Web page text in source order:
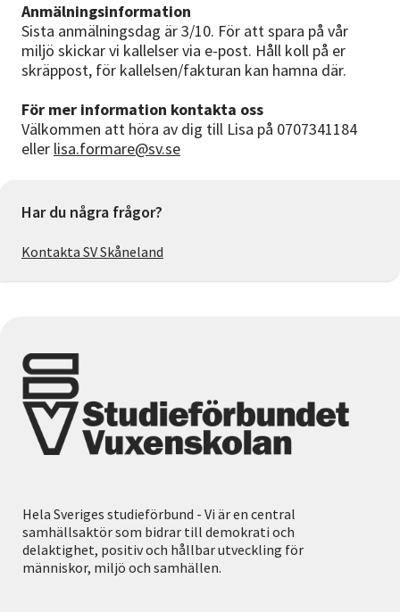
Anmälningsinformation
Sista anmälningsdag är 3/10. För att spara på vår
miljö skickar vi kallelser via e-post. Håll koll på er
skräppost, för kallelsen/fakturan kan hamna där.
För mer information kontakta oss
Välkommen att höra av dig till Lisa på 0707341184
eller lisa.formare@sv.se
Har du några frågor?
Kontakta SV Skåneland
Hela Sveriges studieförbund - Vi är en central
samhällsaktör som bidrar till demokrati och
delaktighet, positiv och hållbar utveckling för
människor, miljö och samhällen.